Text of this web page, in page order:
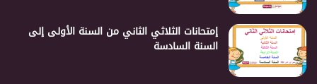
إمتحانات الثلاثي الثاني من السنة الأولى إلى
السنة السادسة